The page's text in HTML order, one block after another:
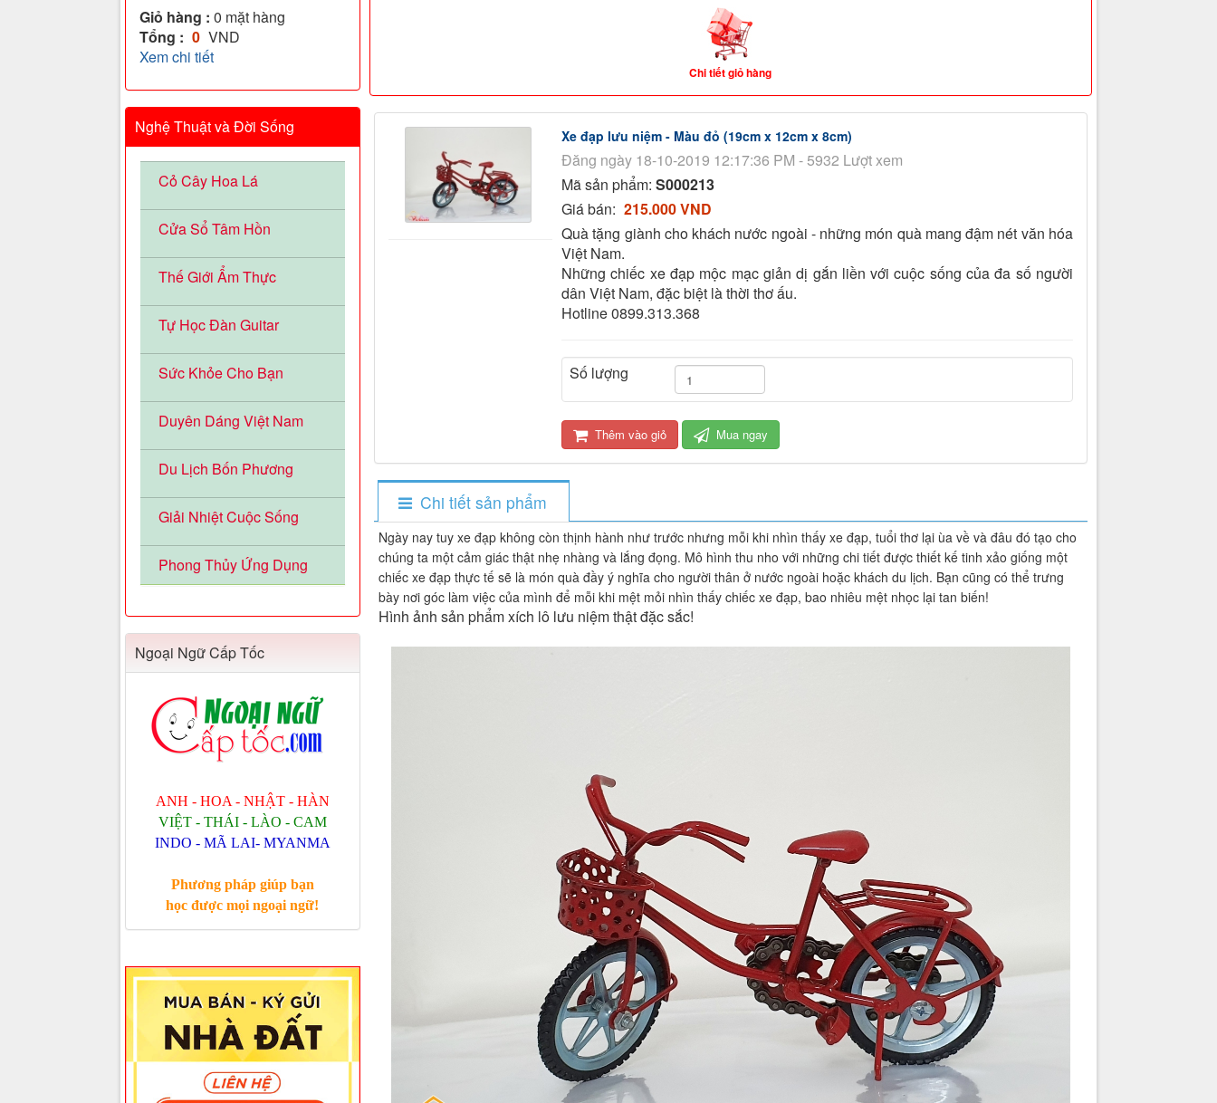
Chi tiết giỏ hàng
Xe đạp lưu niệm - Màu đỏ (19cm x 12cm x 8cm)
Đăng ngày 18-10-2019 12:17:36 PM - 5932 Lượt xem
Mã sản phẩm:S000213
Giá bán: 215.000 VND
Quà tặng giành cho khách nước ngoài - những món quà mang đậm nét văn hóa
Việt Nam.
Những chiếc xe đạp mộc mạc giản dị gắn liền với cuộc sống của đa số người
dân Việt Nam, đặc biệt là thời thơ ấu.
Hotline 0899.313.368
Số lượng
Thêm vào giỏ Mua ngay
Chi tiết sản phẩm
Ngày nay tuy xe đạp không còn thịnh hành như trước nhưng mỗi khi nhìn thấy xe đạp, tuổi thơ lại ùa về và đâu đó tạo cho
chúng ta một cảm giác thật nhẹ nhàng và lắng đọng. Mô hình thu nho với những chi tiết được thiết kế tinh xảo giống một
chiếc xe đạp thực tế sẽ là món quà đầy ý nghĩa cho người thân ở nước ngoài hoặc khách du lịch. Bạn cũng có thể trưng
bày nơi góc làm việc của mình để mỗi khi mệt mỏi nhìn thấy chiếc xe đạp, bao nhiêu mệt nhọc lại tan biến!
Hình ảnh sản phẩm xích lô lưu niệm thật đặc sắc!
Giỏ hàng : 0 mặt hàng
Tổng : 0 VND
Xem chi tiết
Nghệ Thuật và Đời Sống
Cỏ Cây Hoa Lá
Cửa Sổ Tâm Hồn
Thế Giới Ẩm Thực
Tự Học Đàn Guitar
Sức Khỏe Cho Bạn
Duyên Dáng Việt Nam
Du Lịch Bốn Phương
Giải Nhiệt Cuộc Sống
Phong Thủy Ứng Dụng
Ngoại Ngữ Cấp Tốc
ANH - HOA - NHẬT - HÀN
VIỆT - THÁI - LÀO - CAM
INDO - MÃ LAI- MYANMA
Phương pháp giúp bạn
học được mọi ngoại ngữ!